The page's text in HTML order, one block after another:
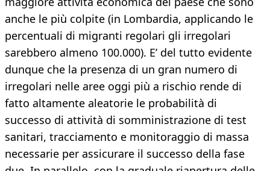
anche le più colpite (in Lombardia, applicando le
percentuali di migranti regolari gli irregolari
sarebbero almeno 100.000). E’ del tutto evidente
dunque che la presenza di un gran numero di
irregolari nelle aree oggi più a rischio rende di
fatto altamente aleatorie le probabilità di
successo di attività di somministrazione di test
sanitari, tracciamento e monitoraggio di massa
necessarie per assicurare il successo della fase